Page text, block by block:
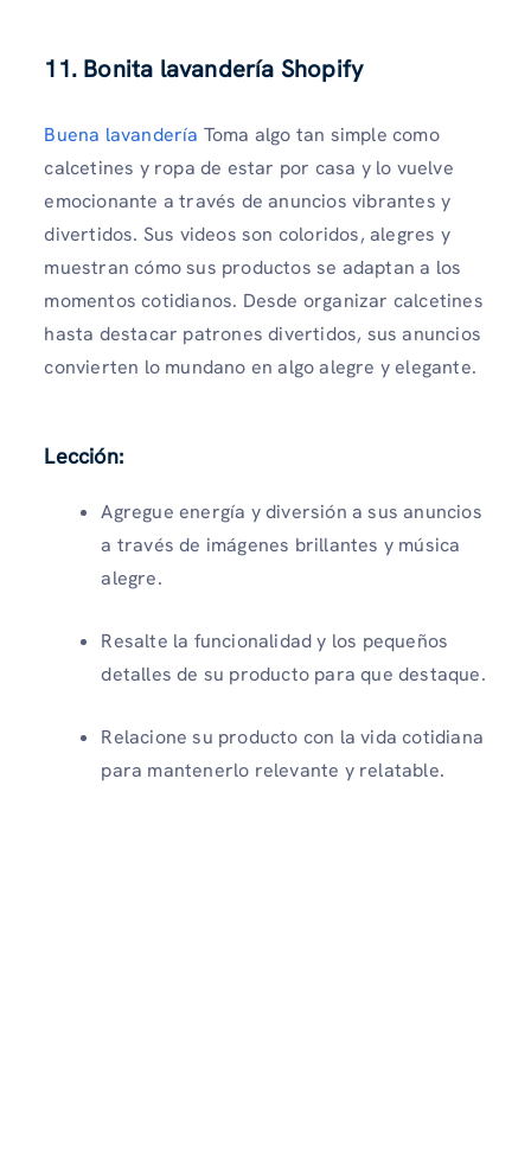
11. Bonita lavandería Shopify
Buena lavandería Toma algo tan simple como
calcetines y ropa de estar por casa y lo vuelve
emocionante a través de anuncios vibrantes y
divertidos. Sus videos son coloridos, alegres y
muestran cómo sus productos se adaptan a los
momentos cotidianos. Desde organizar calcetines
hasta destacar patrones divertidos, sus anuncios
convierten lo mundano en algo alegre y elegante.
Lección:
Agregue energía y diversión a sus anuncios
a través de imágenes brillantes y música
alegre.
Resalte la funcionalidad y los pequeños
detalles de su producto para que destaque.
Relacione su producto con la vida cotidiana
para mantenerlo relevante y relatable.